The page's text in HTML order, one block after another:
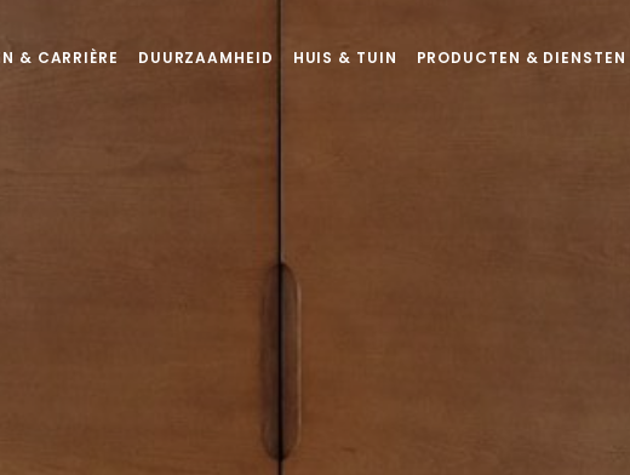
& CARRIÈRE DUURZAAMHEID HUIS & TUIN PRODUCTEN & DIENSTEN